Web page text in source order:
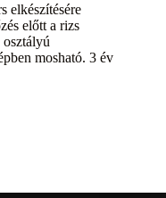
elkészítésére
előtt a rizs
mosható. 3 év